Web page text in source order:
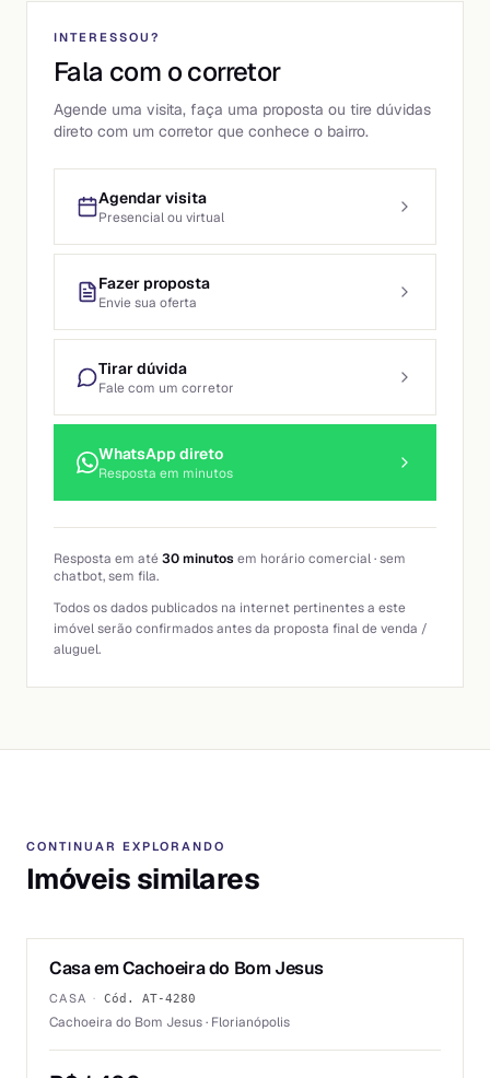
INTERESSOU?
Fala com o corretor
Agende uma visita, faça uma proposta ou tire dúvidas
direto com um corretor que conhece o bairro.
Agendar visita
Presencial ou virtual
Fazer proposta
Envie sua oferta
Tirar dúvida
Fale com um corretor
WhatsApp direto
Resposta em minutos
Resposta em até30 minutos em horário comercial · sem
chatbot, sem fila.
Todos os dados publicados na internet pertinentes a este
imóvel serão confirmados antes da proposta final de venda /
aluguel.
CONTINUAR EXPLORANDO
Imóveis similares
Casa em Cachoeira do Bom Jesus
CASA · Cód. AT-4280
Cachoeira do Bom Jesus · Florianópolis